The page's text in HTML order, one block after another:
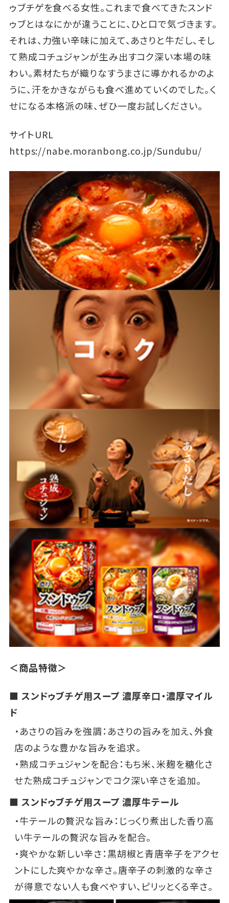
ゥブチゲを食べる女性。これまで食べてきたスンド
ゥブとはなにかが違うことに、ひと口で気づきます。
それは、力強い辛味に加えて、あさりと牛だし、そし
て熟成コチュジャンが生み出すコク深い本場の味
わい。素材たちが織りなすうまさに導かれるかのよ
うに、汗をかきながらも食べ進めていくのでした。く
せになる本格派の味、ぜひ一度お試しください。
サイトURL
https://nabe.moranbong.co.jp/Sundubu/
＜商品特徴＞
■ スンドゥブチゲ用スープ 濃厚辛口・濃厚マイル
ド
・あさりの旨みを強調：あさりの旨みを加え、外食
店のような豊かな旨みを追求。
・熟成コチュジャンを配合：もち米、米麹を糖化さ
せた熟成コチュジャンでコク深い辛さを追加。
■ スンドゥブチゲ用スープ 濃厚牛テール
・牛テールの贅沢な旨み：じっくり煮出した香り高
い牛テールの贅沢な旨みを配合。
・爽やかな新しい辛さ：黒胡椒と青唐辛子をアクセ
ントにした爽やかな辛さ。唐辛子の刺激的な辛さ
が得意でない人も食べやすい、ピリッとくる辛さ。